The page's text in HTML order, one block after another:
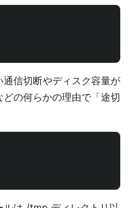
信切断やディスク容量が
の何らかの理由で「途切